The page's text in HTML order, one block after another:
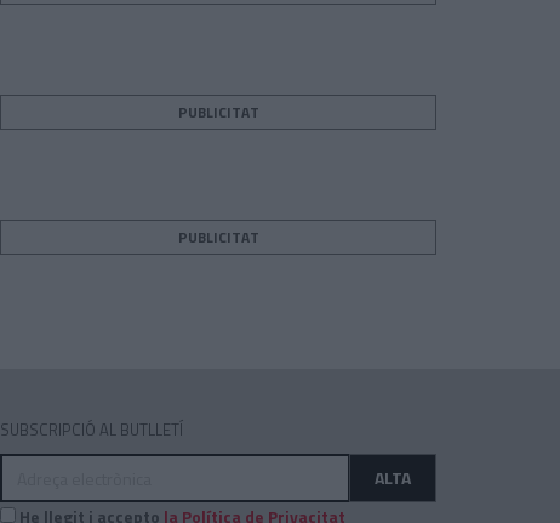
PUBLICITAT
PUBLICITAT
SUBSCRIPCIÓ AL BUTLLETÍ
Adreça
ALTA
He llegit i accepto la Política de Privacitat